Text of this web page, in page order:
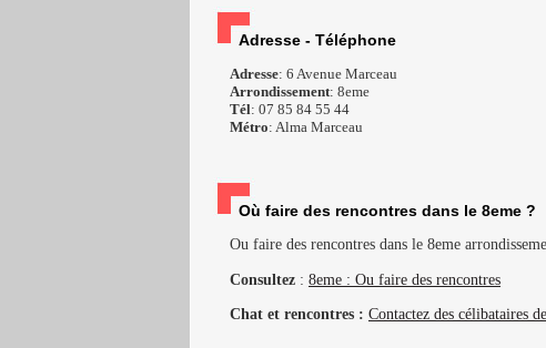
Adresse - Téléphone
Adresse: 6 Avenue Marceau
Arrondissement: 8eme
Tél: 07 85 84 55 44
Métro: Alma Marceau
Où faire des rencontres dans le 8eme ?
Ou faire des rencontres dans le 8eme
Consultez : 8eme : Ou faire des rencontres
Chat et rencontres : Contactez des célibataires